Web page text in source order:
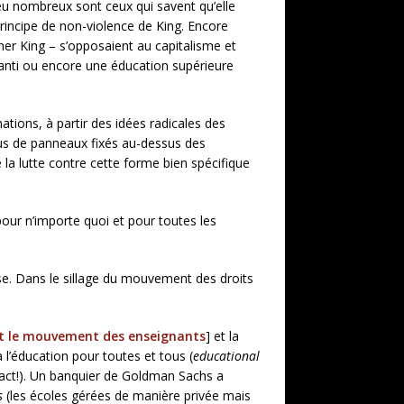
sont ceux qui savent qu’elle
de non-violence de King. Encore
King – s’opposaient au capitalisme et
ou encore une éducation supérieure
à partir des idées radicales des
de panneaux fixés au-dessus des
la lutte contre cette forme bien spécifique
n’importe quoi et pour toutes les
Dans le sillage du mouvement des droits
le mouvement des enseignants] et la
l’éducation pour toutes et tous (educational
Un banquier de Goldman Sachs a
(les écoles gérées de manière privée mais